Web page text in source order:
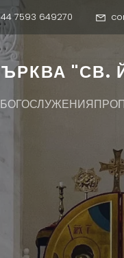
7593 649270
"СВ.
БОГОСЛУЖЕНИЯ